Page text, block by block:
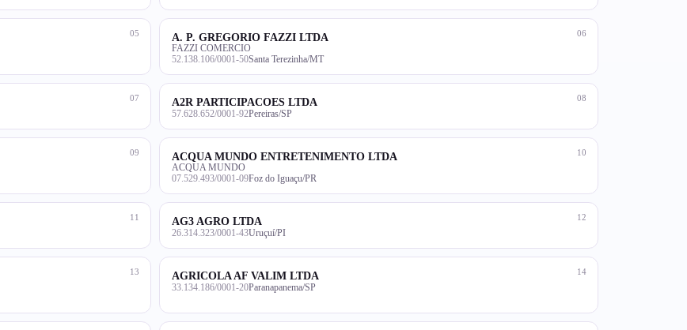
05 06
A. P. GREGORIO FAZZI LTDA
FAZZI COMERCIO
52.138.106/0001-50Santa Terezinha/MT
07 08
A2R PARTICIPACOES LTDA
57.628.652/0001-92Pereiras/SP
09 10
ACQUA MUNDO ENTRETENIMENTO LTDA
ACQUA MUNDO
07.529.493/0001-09Foz do Iguaçu/PR
11 12
AG3 AGRO LTDA
26.314.323/0001-43Uruçuí/PI
13 14
AGRICOLA AF VALIM LTDA
33.134.186/0001-20Paranapanema/SP